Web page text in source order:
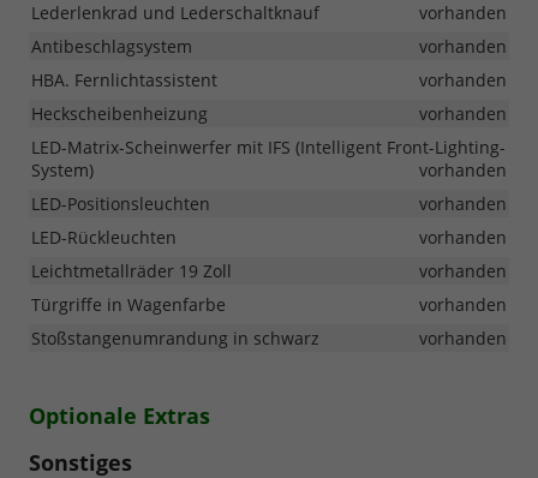
Lederlenkrad und Lederschaltknauf
vorhanden
Antibeschlagsystem
vorhanden
HBA. Fernlichtassistent
vorhanden
Heckscheibenheizung
vorhanden
LED-Matrix-Scheinwerfer mit IFS (Intelligent Front-Lighting-
System)
vorhanden
LED-Positionsleuchten
vorhanden
LED-Rückleuchten
vorhanden
Leichtmetallräder 19 Zoll
vorhanden
Türgriffe in Wagenfarbe
vorhanden
Stoßstangenumrandung in schwarz
vorhanden
Optionale Extras
Sonstiges